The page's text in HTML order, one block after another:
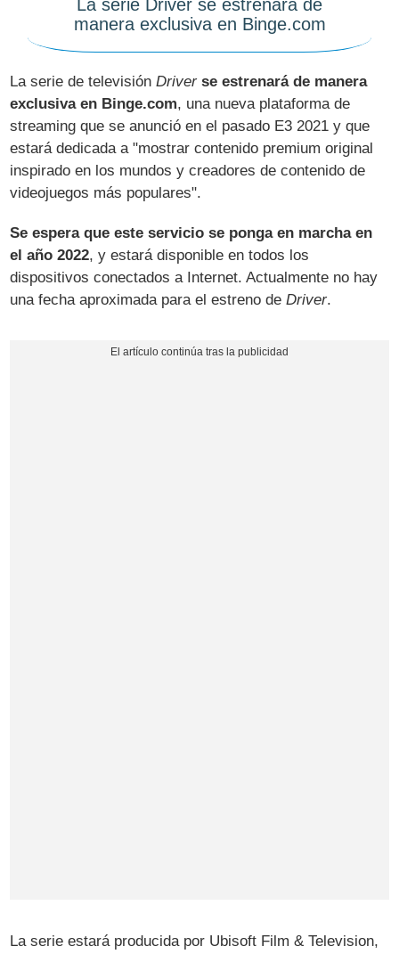
La serie Driver se estrenará de
manera exclusiva en Binge.com
La serie de televisiónDriver se estrenará de manera
exclusiva en Binge.com, una nueva plataforma de
streaming que se anunció en el pasado E3 2021 y que
estará dedicada a "mostrar contenido premium original
inspirado en los mundos y creadores de contenido de
videojuegos más populares".
Se espera que este servicio se ponga en marcha en
el año 2022, y estará disponible en todos los
dispositivos conectados a Internet. Actualmente no hay
una fecha aproximada para el estreno deDriver.
La serie estará producida por Ubisoft Film & Television,